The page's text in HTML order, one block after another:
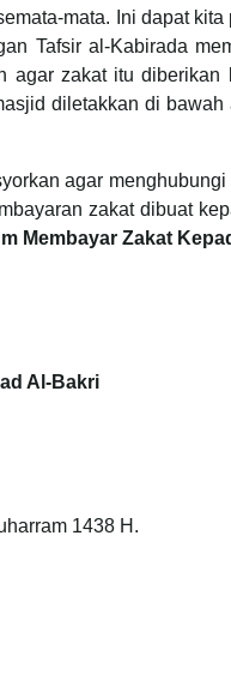
mata. Ini dapat
Tafsir al-Kabirada
agar zakat itu
diletakkan di
agar
zakat dibuat
Membayar Zakat
Al-Bakri
1438 H.